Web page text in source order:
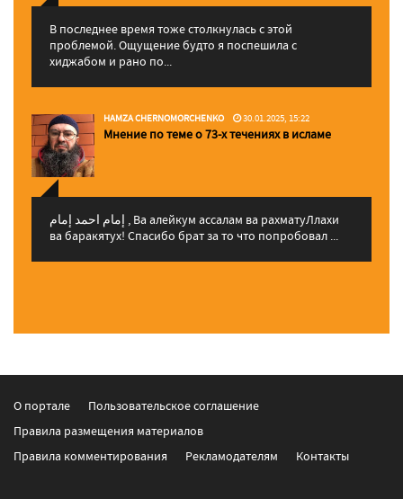
В последнее время тоже столкнулась с этой
проблемой. Ощущение будто я поспешила с
хиджабом и рано по...
HAMZA CHERNOMORCHENKO 30.01.2025, 15:22
Мнение по теме о 73-х течениях в исламе
إمام احمد إمام , Ва алейкум ассалам ва рахматуЛлахи
ва баракятух! Спасибо брат за то что попробовал ...
О портале
Пользовательское соглашение
Правила размещения материалов
Правила комментирования
Рекламодателям Контакты